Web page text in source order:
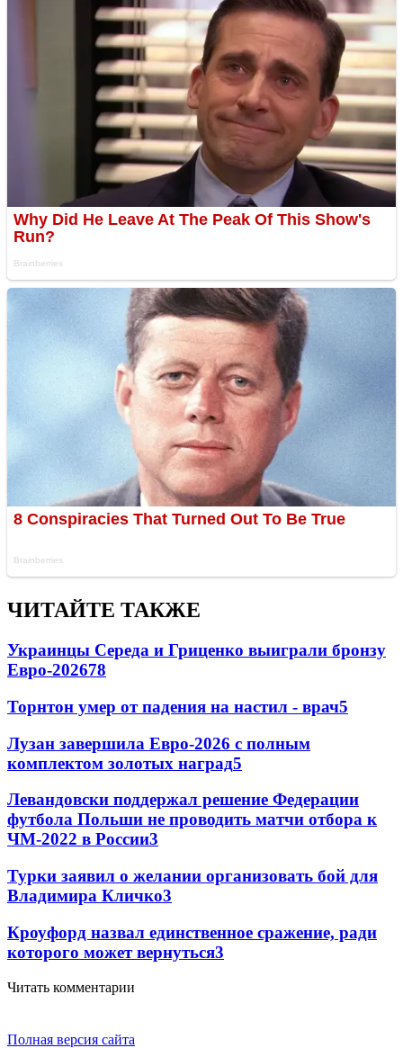
ЧИТАЙТЕ ТАКЖЕ
Украинцы Середа и Гриценко выиграли бронзу
Евро-202678
Торнтон умер от падения на настил - врач5
Лузан завершила Евро-2026 с полным
комплектом золотых наград5
Левандовски поддержал решение Федерации
футбола Польши не проводить матчи отбора к
ЧМ-2022 в России3
Турки заявил о желании организовать бой для
Владимира Кличко3
Кроуфорд назвал единственное сражение, ради
которого может вернуться3
Читать комментарии
Полная версия сайта